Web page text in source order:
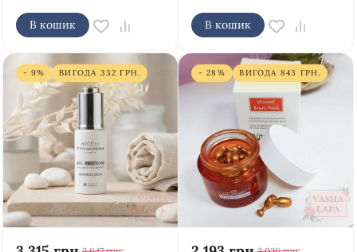
В кошик В кошик
- 9% ВИГОДА 332 ГРН. - 28% ВИГОДА 843 ГРН.